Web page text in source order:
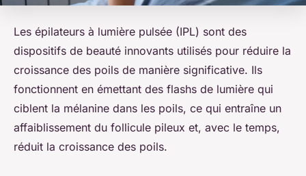
Les épilateurs à lumière pulsée (IPL) sont des
dispositifs de beauté innovants utilisés pour réduire la
croissance des poils de manière significative. Ils
fonctionnent en émettant des flashs de lumière qui
ciblent la mélanine dans les poils, ce qui entraîne un
affaiblissement du follicule pileux et, avec le temps,
réduit la croissance des poils.